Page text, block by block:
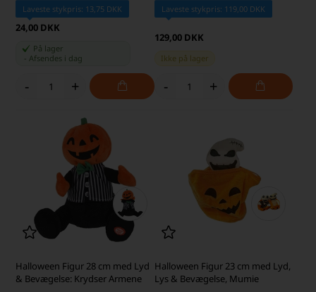
Laveste stykpris: 13,75 DKK
24,00 DKK
På lager
-Afsendes i dag
- +
Laveste stykpris: 119,00 DKK
129,00 DKK
Ikke på lager
- +
Halloween Figur 28 cm med Lyd
& Bevægelse: Krydser Armene
Halloween Figur 23 cm med Lyd,
Lys & Bevægelse, Mumie